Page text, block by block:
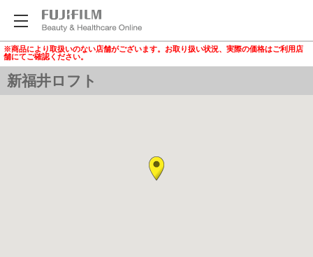
※商品により取扱いのない店舗がございます。お取り扱い状況、実際の価格はご利用店
舗にてご確認ください。
新福井ロフト